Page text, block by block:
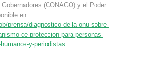
(CONAGO) y el Poder
en
prensa/diagnostico-de-la-onu-sobre-
de-proteccion-para-personas-
y-periodistas